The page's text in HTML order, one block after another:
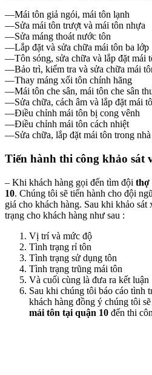
—Mái tôn giả ngói, mái tôn lạnh
—Sửa mái tôn trượt và mái tôn nhựa
—Sửa máng thoát nước tôn
—Lắp đặt và sửa chữa mái tôn ba lớp
—Tôn sóng, sửa chữa và lắp đặt mái
—Bảo trì, kiểm tra và sửa chữa mái
—Thay máng xối tôn chính hãng
—Mái tôn che sân, mái tôn che sân
—Sửa chữa, cách âm và lắp đặt mái
—Điều chỉnh mái tôn bị cong vênh
—Điều chỉnh mái tôn cách nhiệt
—Sửa chữa, lắp đặt mái tôn trong
Tiến hành thi công khảo sát
– Khi khách hàng gọi đến tìm đội thợ
10. Chúng tôi sẽ tiến hành cho đội
giá cho khách hàng. Sau khi khảo sát
trạng cho khách hàng như sau :
Vị trí và mức độ
Tình trạng rỉ tôn
Tình trạng sử dụng tôn
Tình trạng trũng mái tôn
Và cuối cùng là đưa ra kết luận
Sau khi chúng tôi báo cáo tình
khách hàng đồng ý chúng tôi
mái tôn tại quận 10 đến thi